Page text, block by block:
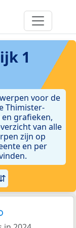
1
voor de
Thimister-
grafieken,
van alle
zijn op
en per